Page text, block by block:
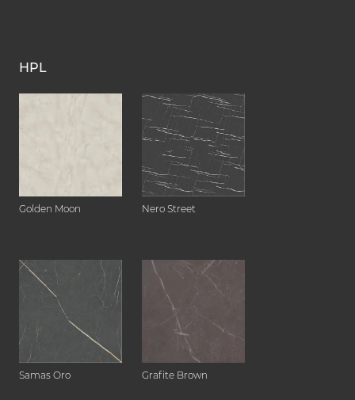
HPL
Golden Moon Nero Street
Samas Oro Grafite Brown